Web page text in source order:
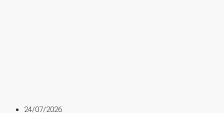
24/07/2026